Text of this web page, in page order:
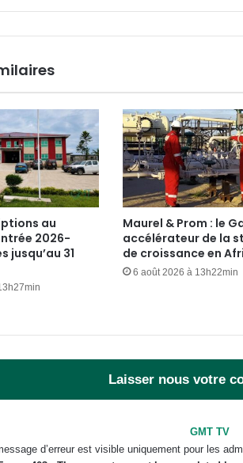
au
2026-
jusqu’au 31
Maurel & Prom : le
accélérateur de la
de croissance en
6 août 2026 à 13h22min
Laisser nous votre
GMT TV
d’erreur est visible uniquement pour les